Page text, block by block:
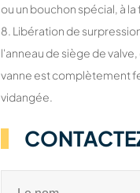
ou un bouchon spécial, à
8. Libération de
l'anneau de siège de
vanne est complètement
vidangée.